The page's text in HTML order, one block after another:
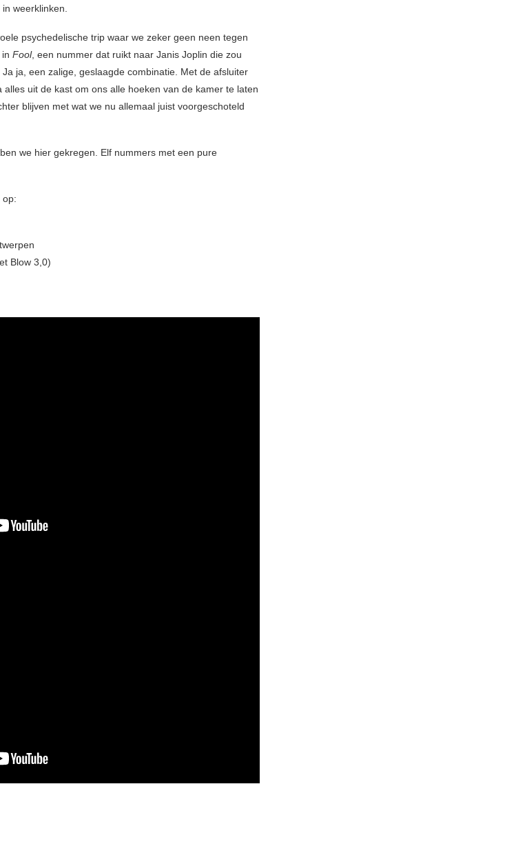
weerklinken.
psychedelische trip waar we zeker geen neen tegen
Fool, een nummer dat ruikt naar Janis Joplin die zou
ja, een zalige, geslaagde combinatie. Met de afsluiter
alles uit de kast om ons alle hoeken van de kamer te laten
blijven met wat we nu allemaal juist voorgeschoteld
we hier gekregen. Elf nummers met een pure
op:
Blow 3,0)